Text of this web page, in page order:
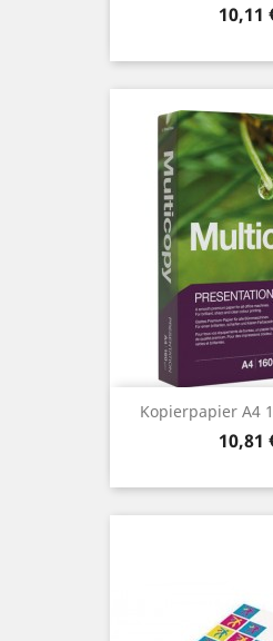
Preis
10,11
Kopierpapier A4
Preis
10,81